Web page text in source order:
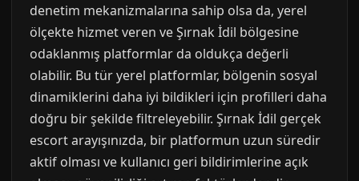
denetim mekanizmalarına sahip olsa da, yerel
ölçekte hizmet veren ve Şırnak İdil bölgesine
odaklanmış platformlar da oldukça değerli
olabilir. Bu tür yerel platformlar, bölgenin sosyal
dinamiklerini daha iyi bildikleri için profilleri daha
doğru bir şekilde filtreleyebilir. Şırnak İdil gerçek
escort arayışınızda, bir platformun uzun süredir
aktif olması ve kullanıcı geri bildirimlerine açık